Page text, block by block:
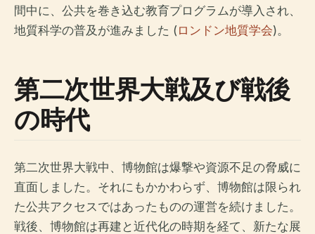
間中に、公共を巻き込む教育プログラムが導入され、
地質科学の普及が進みました (ロンドン地質学会)。
第二次世界大戦及び戦後
の時代
第二次世界大戦中、博物館は爆撃や資源不足の脅威に
直面しました。それにもかかわらず、博物館は限られ
た公共アクセスではあったものの運営を続けました。
戦後、博物館は再建と近代化の時期を経て、新たな展